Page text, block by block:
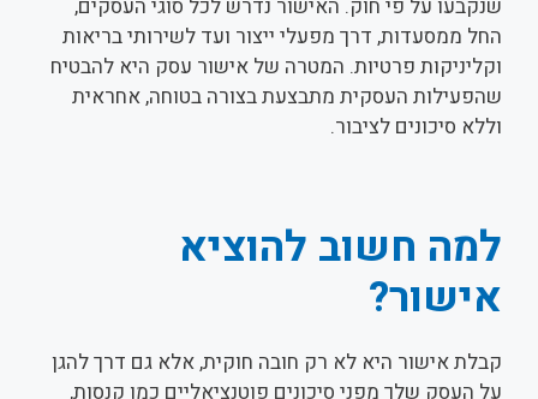
שנקבעו על פי חוק. האישור נדרש לכל סוגי העסקים,
החל ממסעדות, דרך מפעלי ייצור ועד לשירותי בריאות
וקליניקות פרטיות. המטרה של אישור עסק היא להבטיח
שהפעילות העסקית מתבצעת בצורה בטוחה, אחראית
וללא סיכונים לציבור.
למה חשוב להוציא
אישור?
קבלת אישור היא לא רק חובה חוקית, אלא גם דרך להגן
על העסק שלך מפני סיכונים פוטנציאליים כמו קנסות,